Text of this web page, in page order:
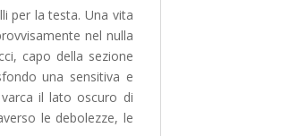
per la testa. Una vita
nel nulla
capo della sezione
una sensitiva e
il lato oscuro di
le debolezze, le